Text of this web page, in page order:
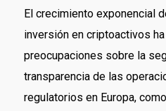
El crecimiento exponencial
inversión en criptoactivos
preocupaciones sobre la
transparencia de las
regulatorios en Europa,